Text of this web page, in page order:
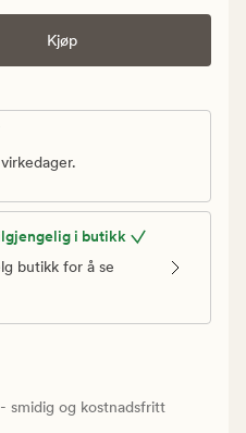
Kjøp
i butikk
butikk for å se
smidig og kostnadsfritt